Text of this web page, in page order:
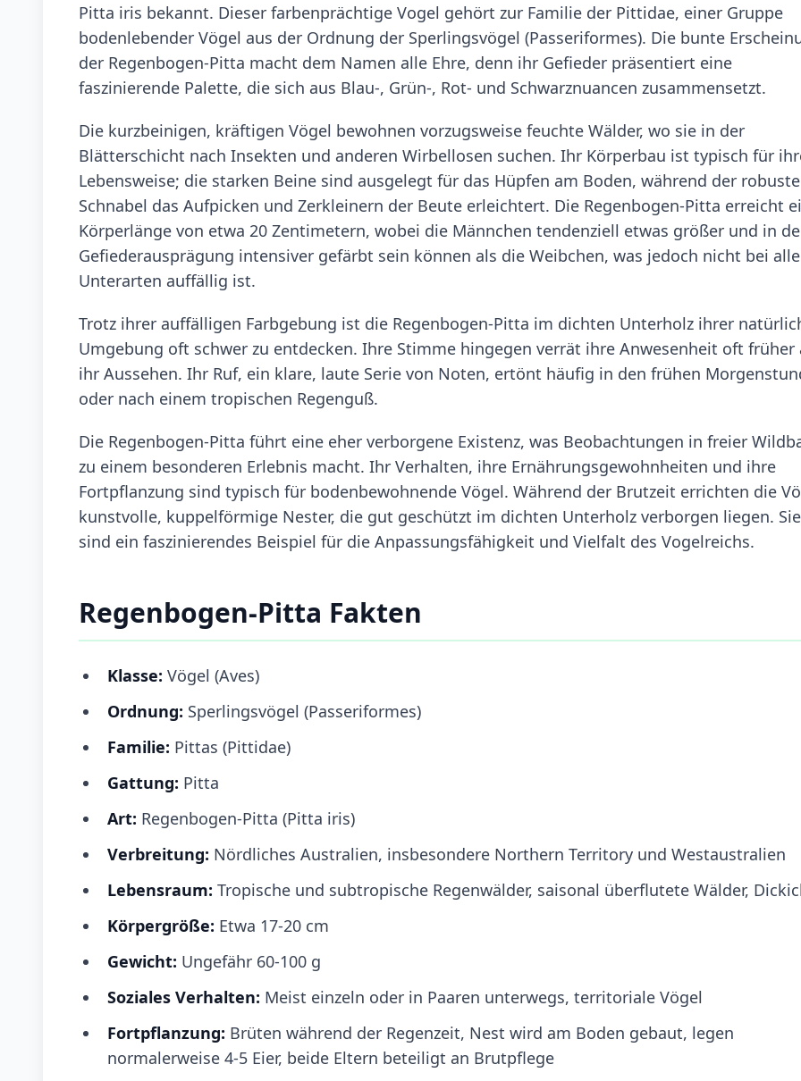
Pitta iris bekannt. Dieser farbenprächtige Vogel gehört zur Familie der Pittidae, einer Gruppe
bodenlebender Vögel aus der Ordnung der Sperlingsvögel (Passeriformes). Die bunte
der Regenbogen-Pitta macht dem Namen alle Ehre, denn ihr Gefieder präsentiert eine
faszinierende Palette, die sich aus Blau-, Grün-, Rot- und Schwarznuancen zusammensetzt.
Die kurzbeinigen, kräftigen Vögel bewohnen vorzugsweise feuchte Wälder, wo sie in der
Blätterschicht nach Insekten und anderen Wirbellosen suchen. Ihr Körperbau ist typisch für
Lebensweise; die starken Beine sind ausgelegt für das Hüpfen am Boden, während der robuste
Schnabel das Aufpicken und Zerkleinern der Beute erleichtert. Die Regenbogen-Pitta erreicht
Körperlänge von etwa 20 Zentimetern, wobei die Männchen tendenziell etwas größer und in
Gefiederausprägung intensiver gefärbt sein können als die Weibchen, was jedoch nicht bei
Unterarten auffällig ist.
Trotz ihrer auffälligen Farbgebung ist die Regenbogen-Pitta im dichten Unterholz ihrer
Umgebung oft schwer zu entdecken. Ihre Stimme hingegen verrät ihre Anwesenheit oft früher
ihr Aussehen. Ihr Ruf, ein klare, laute Serie von Noten, ertönt häufig in den frühen
oder nach einem tropischen Regenguß.
Die Regenbogen-Pitta führt eine eher verborgene Existenz, was Beobachtungen in freier
zu einem besonderen Erlebnis macht. Ihr Verhalten, ihre Ernährungsgewohnheiten und ihre
Fortpflanzung sind typisch für bodenbewohnende Vögel. Während der Brutzeit errichten die
kunstvolle, kuppelförmige Nester, die gut geschützt im dichten Unterholz verborgen liegen. Sie
sind ein faszinierendes Beispiel für die Anpassungsfähigkeit und Vielfalt des Vogelreichs.
Regenbogen-Pitta Fakten
Klasse: Vögel (Aves)
Ordnung: Sperlingsvögel (Passeriformes)
Familie: Pittas (Pittidae)
Gattung: Pitta
Art: Regenbogen-Pitta (Pitta iris)
Verbreitung: Nördliches Australien, insbesondere Northern Territory und Westaustralien
Lebensraum: Tropische und subtropische Regenwälder, saisonal überflutete Wälder,
Körpergröße: Etwa 17-20 cm
Gewicht: Ungefähr 60-100 g
Soziales Verhalten: Meist einzeln oder in Paaren unterwegs, territoriale Vögel
Fortpflanzung: Brüten während der Regenzeit, Nest wird am Boden gebaut, legen
normalerweise 4-5 Eier, beide Eltern beteiligt an Brutpflege